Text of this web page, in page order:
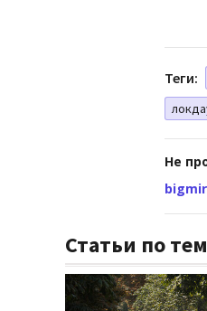
Теги:
Не
Статьи по